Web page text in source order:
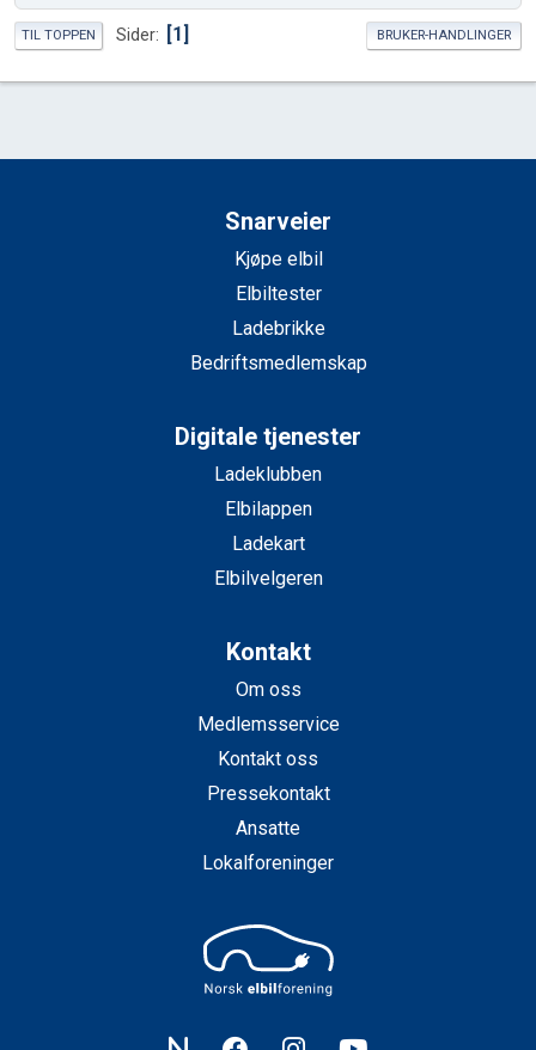
TIL TOPPEN Sider 1 BRUKER-HANDLINGER
Snarveier
Kjøpe elbil
Elbiltester
Ladebrikke
Bedriftsmedlemskap
Digitale tjenester
Ladeklubben
Elbilappen
Ladekart
Elbilvelgeren
Kontakt
Om oss
Medlemsservice
Kontakt oss
Pressekontakt
Ansatte
Lokalforeninger